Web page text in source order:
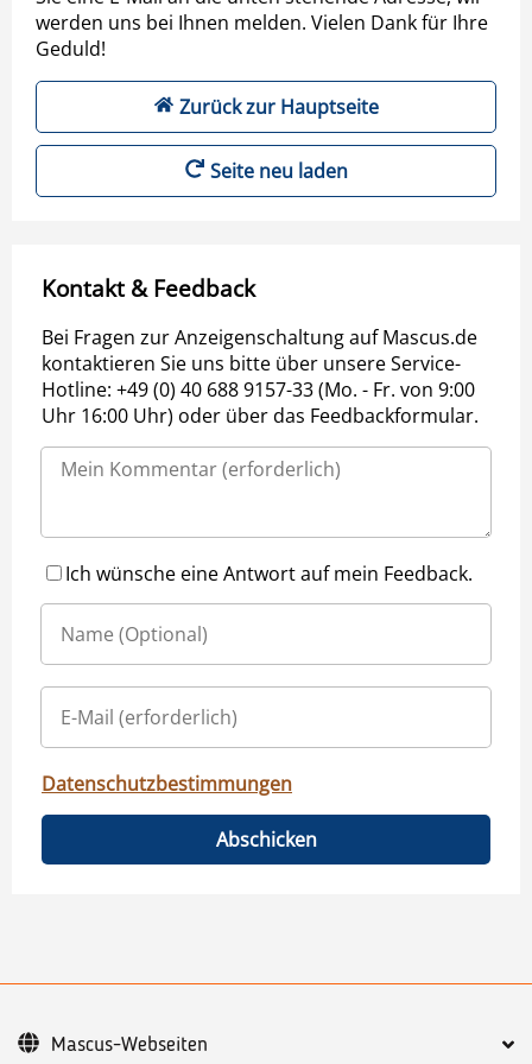
werden uns bei Ihnen melden. Vielen Dank für Ihre
Geduld!
Zurück zur Hauptseite
Seite neu laden
Kontakt & Feedback
Bei Fragen zur Anzeigenschaltung auf Mascus.de
kontaktieren Sie uns bitte über unsere Service-
Hotline: +49 (0) 40 688 9157-33 (Mo. - Fr. von 9:00
Uhr 16:00 Uhr) oder über das Feedbackformular.
Ich wünsche eine Antwort auf mein Feedback.
Datenschutzbestimmungen
Abschicken
Mascus-Webseiten